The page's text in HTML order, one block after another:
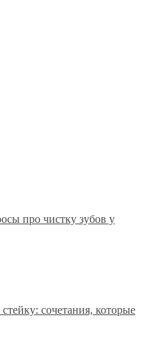
про чистку зубов у
сочетания, которые